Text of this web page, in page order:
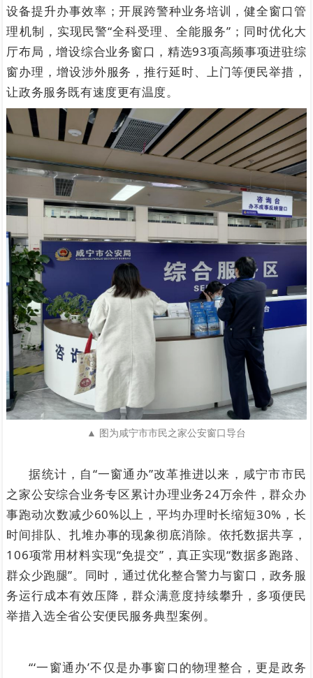
设备提升办事效率；开展跨警种业务培训，健全窗口管
理机制，实现民警“全科受理、全能服务”；同时优化大
厅布局，增设综合业务窗口，精选93项高频事项进驻综
窗办理，增设涉外服务，推行延时、上门等便民举措，
让政务服务既有速度更有温度。
▲ 图为咸宁市市民之家公安窗口导台
据统计，自“一窗通办”改革推进以来，咸宁市市民
之家公安综合业务专区累计办理业务24万余件，群众办
事跑动次数减少60%以上，平均办理时长缩短30%，长
时间排队、扎堆办事的现象彻底消除。依托数据共享，
106项常用材料实现“免提交”，真正实现“数据多跑路、
群众少跑腿”。同时，通过优化整合警力与窗口，政务服
务运行成本有效压降，群众满意度持续攀升，多项便民
举措入选全省公安便民服务典型案例。
“‘一窗通办’不仅是办事窗口的物理整合，更是政务